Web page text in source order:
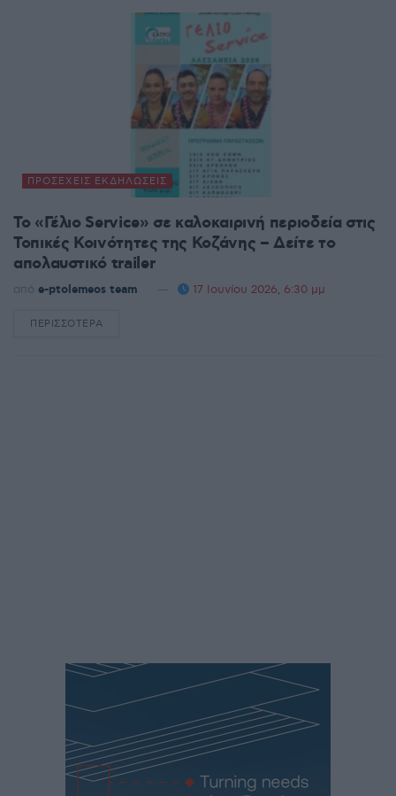
ΠΡΟΣΕΧΕΊΣ ΕΚΔΗΛΏΣΕΙΣ
Το «Γέλιο Service» σε καλοκαιρινή περιοδεία στις
Τοπικές Κοινότητες της Κοζάνης – Δείτε το
απολαυστικό trailer
από e-ptolemeos team 17 Ιουνίου 2026, 6:30 μμ
ΠΕΡΙΣΣΌΤΕΡΑ